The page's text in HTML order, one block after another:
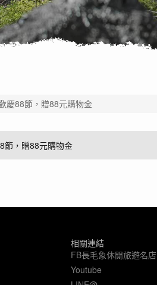
慶88節，贈88元購物金
節，贈88元購物金
相關連結
FB長毛象休閒旅遊名店
Youtube